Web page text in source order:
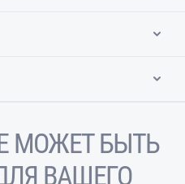
МОЖЕТ БЫТЬ
ВАШЕГО